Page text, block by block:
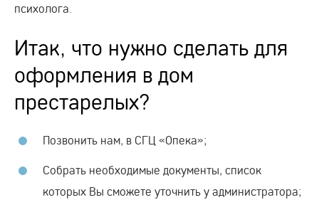
психолога.
Итак, что нужно сделать для
оформления в дом
престарелых?
Позвонить нам, в СГЦ «Опека»;
Собрать необходимые документы, список
которых Вы сможете уточнить у администратора;